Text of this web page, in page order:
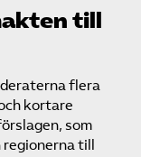
till
flera
kortare
som
till